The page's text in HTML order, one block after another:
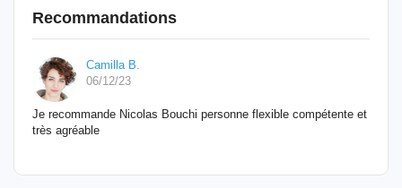
Recommandations
Camilla B.
06/12/23
Je recommande Nicolas Bouchi personne flexible compétente et
très agréable